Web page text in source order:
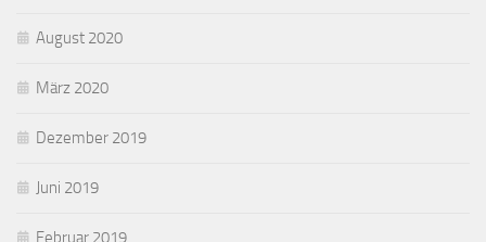
August 2020
März 2020
Dezember 2019
Juni 2019
Februar 2019